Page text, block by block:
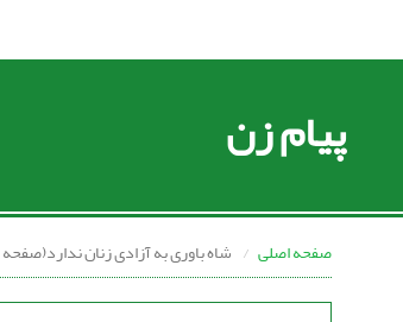
پیام زن
صفحه اصلی شاه باوری به آزادی زنان